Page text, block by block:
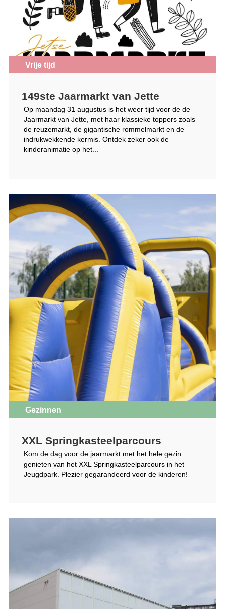
Vrije tijd
149ste Jaarmarkt van Jette
Op maandag 31 augustus is het weer tijd voor de de
Jaarmarkt van Jette, met haar klassieke toppers zoals
de reuzemarkt, de gigantische rommelmarkt en de
indrukwekkende kermis. Ontdek zeker ook de
kinderanimatie op het...
Gezinnen
XXL Springkasteelparcours
Kom de dag voor de jaarmarkt met het hele gezin
genieten van het XXL Springkasteelparcours in het
Jeugdpark. Plezier gegarandeerd voor de kinderen!